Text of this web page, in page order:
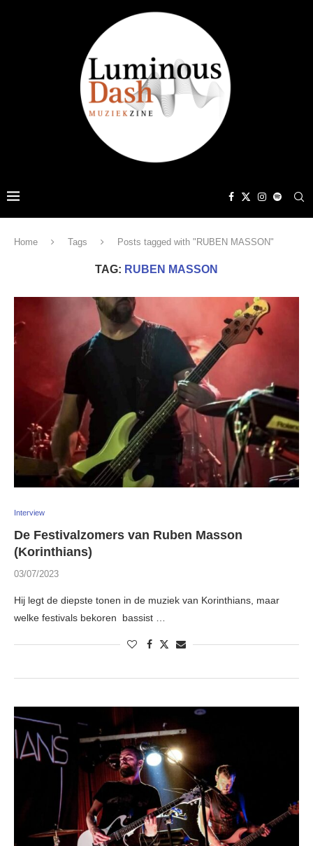
Home Tags Posts tagged with "RUBEN MASSON"
TAG: RUBEN MASSON
Interview
De Festivalzomers van Ruben Masson
(Korinthians)
03/07/2023
Hij legt de diepste tonen in de muziek van Korinthians, maar
welke festivals bekoren bassist …